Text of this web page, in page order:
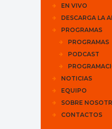
EN VIVO
DESCARGA LA
PROGRAMAS
PROGRAMAS
PODCAST
NOTICIAS
EQUIPO
SOBRE
CONTACTOS